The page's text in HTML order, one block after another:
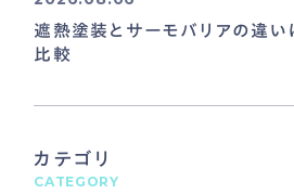
遮熱塗装とサーモバリアの違い
比較
カテゴリ
CATEGORY